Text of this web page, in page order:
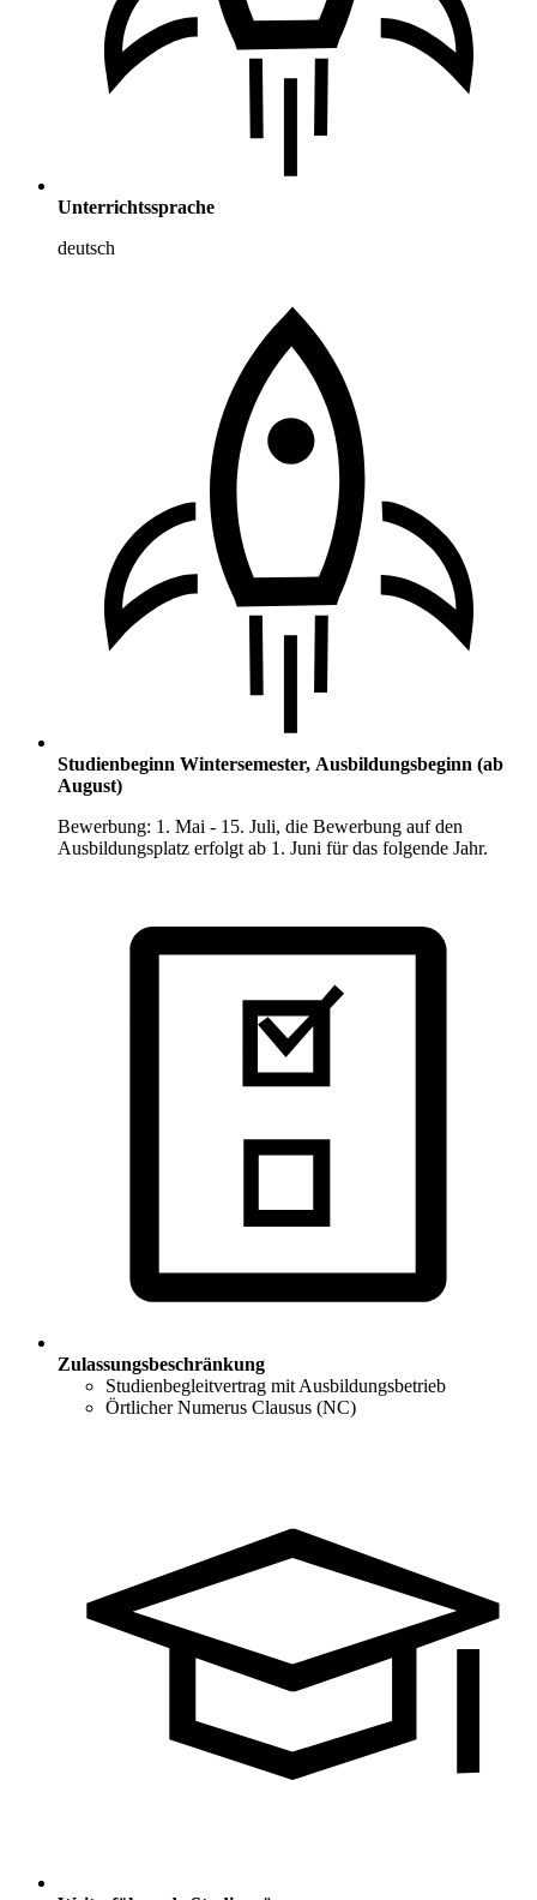
Unterrichtssprache
deutsch
Studienbeginn Wintersemester, Ausbildungsbeginn (ab
August)
Bewerbung: 1. Mai - 15. Juli, die Bewerbung auf den
Ausbildungsplatz erfolgt ab 1. Juni für das folgende Jahr.
Zulassungsbeschränkung
Studienbegleitvertrag mit Ausbildungsbetrieb
Örtlicher Numerus Clausus (NC)